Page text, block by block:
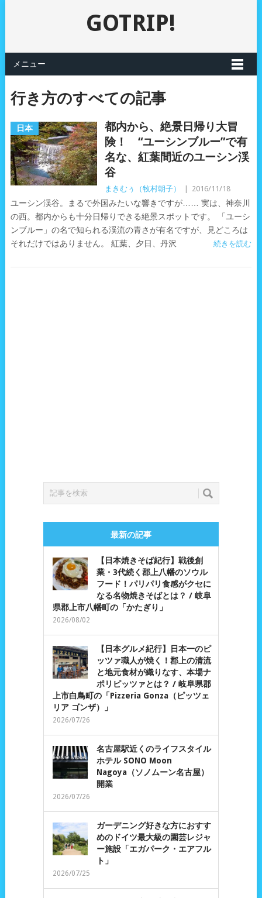
GOTRIP!
メニュー
行き方のすべての記事
日本
都内から、絶景日帰り大冒
険！ “ユーシンブルー”で有
名な、紅葉間近のユーシン渓
谷
まきむぅ（牧村朝子） 2016/11/18
ユーシン渓谷。まるで外国みたいな響きですが…… 実は、神奈川
の西。都内からも十分日帰りできる絶景スポットです。 「ユーシ
ンブルー」の名で知られる渓流の青さが有名ですが、見どころは
それだけではありません。 紅葉、夕日、丹沢
続きを読む
最新の記事
【日本焼きそば紀行】戦後創
業・3代続く郡上八幡のソウル
フード！パリパリ食感がクセに
なる名物焼きそばとは？ / 岐阜
県郡上市八幡町の「かたぎり」
2026/08/02
【日本グルメ紀行】日本一のピ
ッツァ職人が焼く！郡上の清流
と地元食材が織りなす、本場ナ
ポリピッツァとは？ / 岐阜県郡
上市白鳥町の「Pizzeria Gonza（ピッツェ
リア ゴンザ）」
2026/07/26
名古屋駅近くのライフスタイル
ホテル SONO Moon
Nagoya（ソノムーン名古屋）
開業
2026/07/26
ガーデニング好きな方におすす
めのドイツ最大級の園芸レジャ
ー施設「エガパーク・エアフル
ト」
2026/07/25